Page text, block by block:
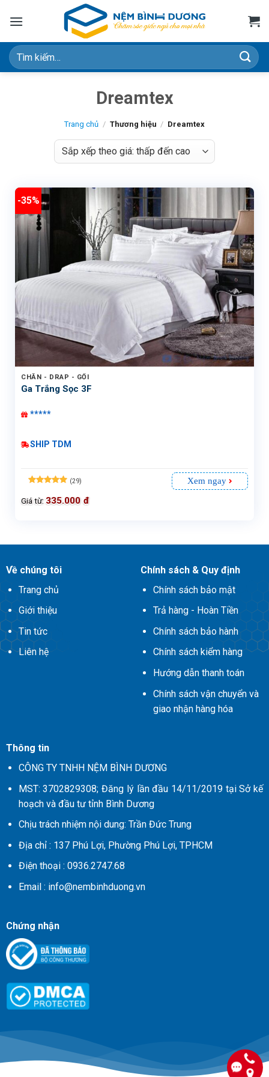
qua
dung
Tìm
kiếm:
Dreamtex
Trang chủ / Thương hiệu / Dreamtex
-35%
CHĂN - DRAP - GỐI
Ga Trắng Sọc 3F
*****
SHIP TDM
hạng4.97
5 sao
(29)
Giá từ:335.000 đ
Xem ngay
Về chúng tôi
Trang chủ
Giới thiệu
Tin tức
Liên hệ
Chính sách & Quy định
Chính sách bảo mật
Trả hàng - Hoàn Tiền
Chính sách bảo hành
Chính sách kiểm hàng
Hướng dẫn thanh toán
Chính sách vận chuyển và
giao nhận hàng hóa
Thông tin
CÔNG TY TNHH NỆM BÌNH DƯƠNG
MST: 3702829308; Đăng lý lần đầu 14/11/2019 tại Sở kế
hoạch và đầu tư tỉnh Bình Dương
Chịu trách nhiệm nội dung: Trần Đức Trung
Địa chỉ : 137 Phú Lợi, Phường Phú Lợi, TPHCM
Điện thoại : 0936.2747.68
Email : info@nembinhduong.vn
Chứng nhận